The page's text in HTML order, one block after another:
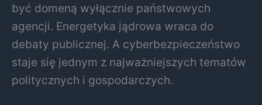
być domeną wyłącznie państwowych
agencji. Energetyka jądrowa wraca do
debaty publicznej. A cyberbezpieczeństwo
staje się jednym z najważniejszych tematów
politycznych i gospodarczych.